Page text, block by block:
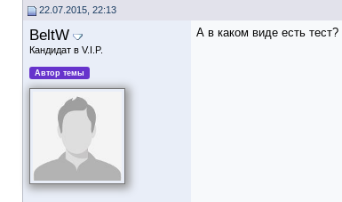
22.07.2015, 22:13
BeltW
Кандидат в V.I.P.
Автор темы
А в каком виде есть тест?